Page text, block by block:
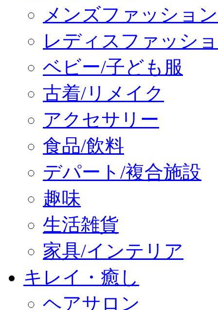
メンズファッション
レディスファッシ
ベビー/子ども服
古着/リメイク
アクセサリー
食品/飲料
デパート/複合施設
趣味
生活雑貨
家具/インテリア
キレイ・癒し
ヘアサロン